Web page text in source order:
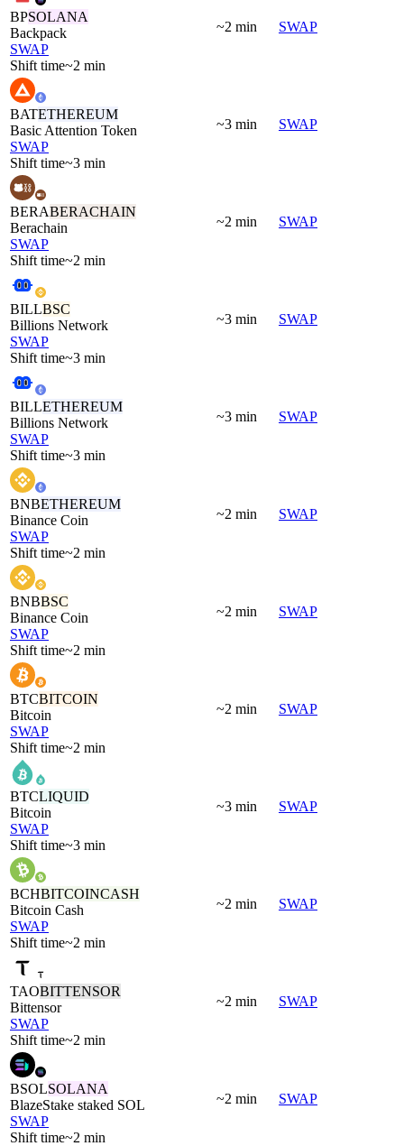
BPSOLANA
Backpack
SWAP
Shift time~2 min
~2 min SWAP
BATETHEREUM
Basic Attention Token
SWAP
Shift time~3 min
~3 min SWAP
BERABERACHAIN
Berachain
SWAP
Shift time~2 min
~2 min SWAP
BILLBSC
Billions Network
SWAP
Shift time~3 min
~3 min SWAP
BILLETHEREUM
Billions Network
SWAP
Shift time~3 min
~3 min SWAP
BNBETHEREUM
Binance Coin
SWAP
Shift time~2 min
~2 min SWAP
BNBBSC
Binance Coin
SWAP
Shift time~2 min
~2 min SWAP
BTCBITCOIN
Bitcoin
SWAP
Shift time~2 min
~2 min SWAP
BTCLIQUID
Bitcoin
SWAP
Shift time~3 min
~3 min SWAP
BCHBITCOINCASH
Bitcoin Cash
SWAP
Shift time~2 min
~2 min SWAP
TAOBITTENSOR
Bittensor
SWAP
Shift time~2 min
~2 min SWAP
BSOLSOLANA
BlazeStake staked SOL
SWAP
Shift time~2 min
~2 min SWAP